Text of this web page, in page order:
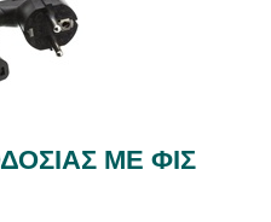
ΜΕ ΦΙΣ